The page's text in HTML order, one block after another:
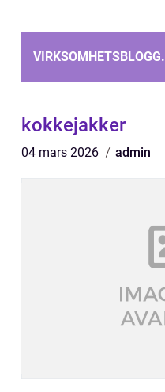
VIRKSOMHETSBLOGG.
kokkejakker
04 mars 2026 admin